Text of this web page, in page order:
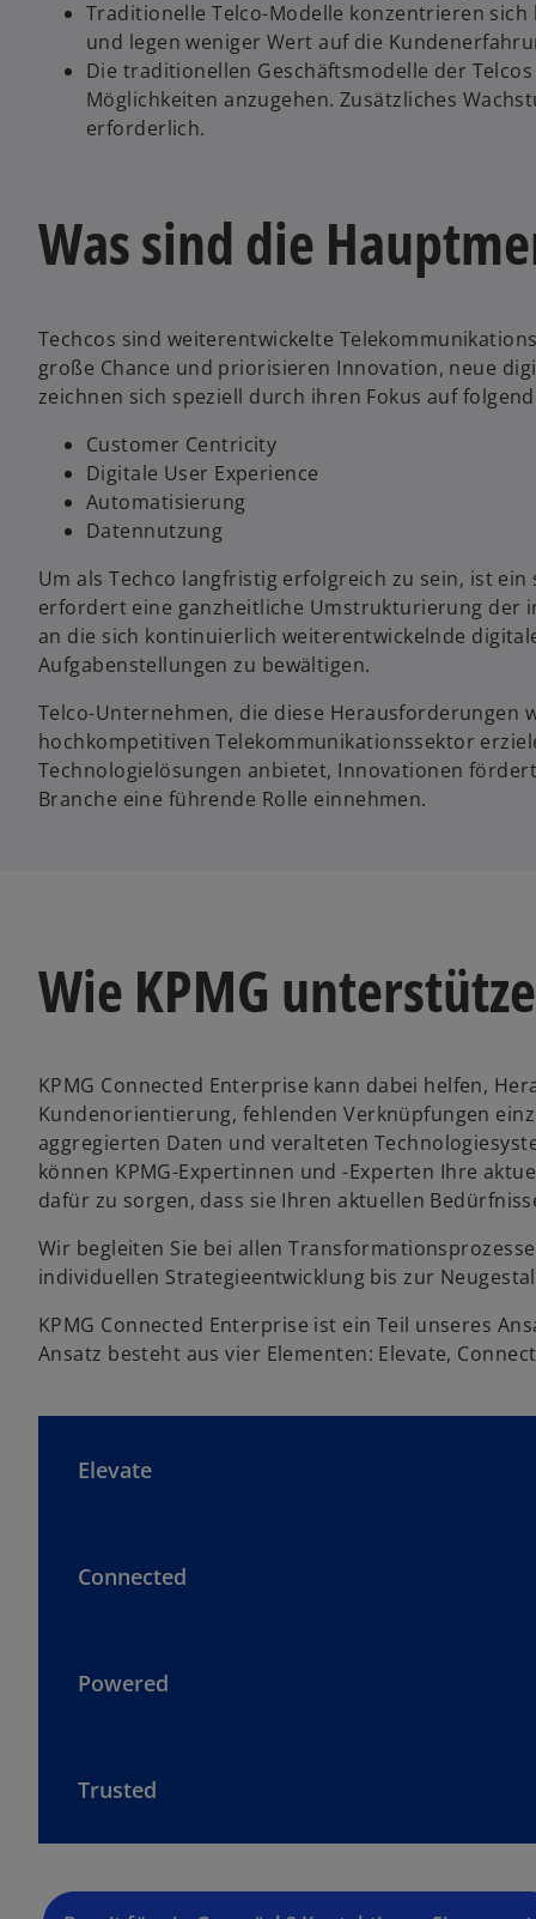
Traditionelle Telco-Modelle konzentrieren
und legen weniger Wert auf die
Die traditionellen Geschäftsmodelle der
Möglichkeiten anzugehen. Zusätzliches
erforderlich.
Was sind die
Techcos sind weiterentwickelte
große Chance und priorisieren Innovation, neue
zeichnen sich speziell durch ihren Fokus auf
Customer Centricity
Digitale User Experience
Automatisierung
Datennutzung
Um als Techco langfristig erfolgreich zu sein, ist
erfordert eine ganzheitliche Umstrukturierung der
an die sich kontinuierlich weiterentwickelnde
Aufgabenstellungen zu bewältigen.
Telco-Unternehmen, die diese Herausforderungen
hochkompetitiven Telekommunikationssektor
Technologielösungen anbietet, Innovationen
Branche eine führende Rolle einnehmen.
Wie KPMG
KPMG Connected Enterprise kann dabei helfen,
Kundenorientierung, fehlenden Verknüpfungen
aggregierten Daten und veralteten
können KPMG-Expertinnen und -Experten Ihre
dafür zu sorgen, dass sie Ihren aktuellen
Wir begleiten Sie bei allen
individuellen Strategieentwicklung bis zur
KPMG Connected Enterprise ist ein Teil unseres
Ansatz besteht aus vier Elementen: Elevate,
Elevate
Connected
Powered
Trusted